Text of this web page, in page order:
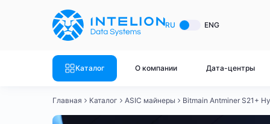
RU ENG
Каталог О компании Дата-центры
ASIC майнеры
Готовый
Готовый
Главная Каталог ASIC майнеры Bitmain Antminer S21+